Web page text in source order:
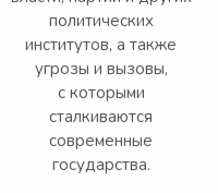
политических
институтов, а также
угрозы и вызовы,
с которыми
сталкиваются
современные
государства.